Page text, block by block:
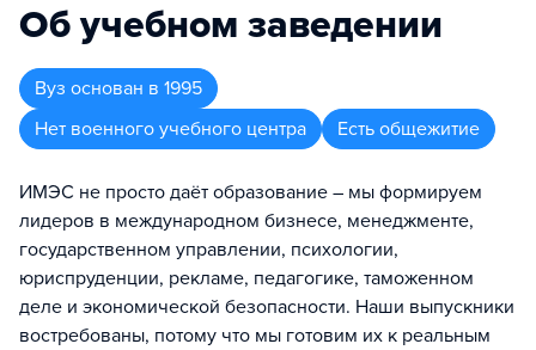
Об учебном заведении
Вуз основан в 1995
Нет военного учебного центра
Есть общежитие
ИМЭС не просто даёт образование – мы формируем
лидеров в международном бизнесе, менеджменте,
государственном управлении, психологии,
юриспруденции, рекламе, педагогике, таможенном
деле и экономической безопасности. Наши выпускники
востребованы, потому что мы готовим их к реальным